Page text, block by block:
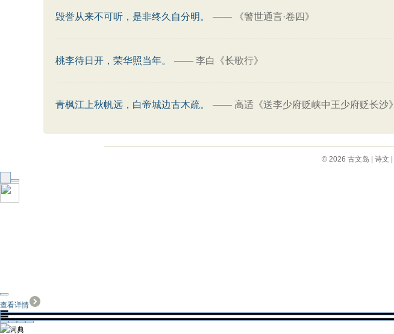
毁誉从来不可听，是非终久自分明。 —— 《警世通言·卷四》
桃李待日开，荣华照当年。 —— 李白《长歌行》
青枫江上秋帆远，白帝城边古木疏。 —— 高适《送李少府贬峡中王少府贬长沙》
© 2026 古文岛 诗文
查看详情